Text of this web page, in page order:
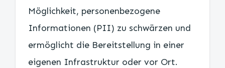
Möglichkeit, personenbezogene
Informationen (PII) zu schwärzen und
ermöglicht die Bereitstellung in einer
eigenen Infrastruktur oder vor Ort.